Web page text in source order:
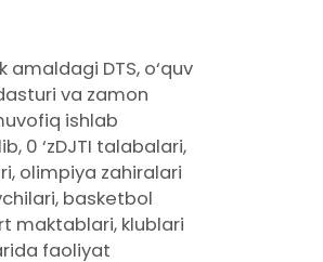
amaldagi DTS, o‘quv
va zamon
ishlab
0 ‘zDJTI talabalari,
olimpiya zahiralari
basketbol
maktablari, klublari
faoliyat